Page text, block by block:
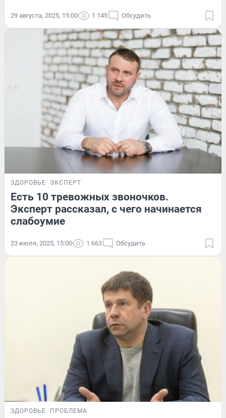
29 августа, 2025, 15:00 1 145 Обсудить
ЗДОРОВЬЕ ЭКСПЕРТ
Есть 10 тревожных звоночков.
Эксперт рассказал, с чего начинается
слабоумие
23 июля, 2025, 15:00 1 663 Обсудить
ЗДОРОВЬЕ ПРОБЛЕМА